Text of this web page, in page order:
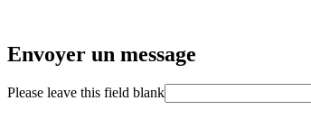
Envoyer un message
Please leave this field blank